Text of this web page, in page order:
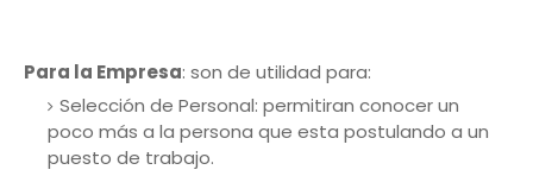
Para la Empresa: son de utilidad para:
Selección de Personal: permitiran conocer un
poco más a la persona que esta postulando a un
puesto de trabajo.